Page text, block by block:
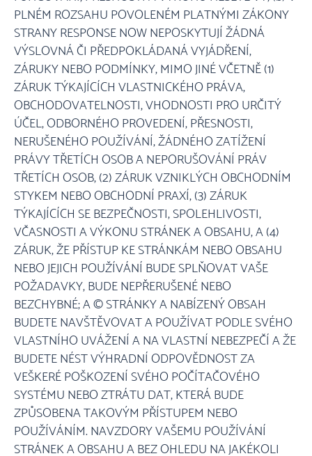
PLNÉM ROZSAHU POVOLENÉM PLATNÝMI ZÁKONY
STRANY RESPONSE NOW NEPOSKYTUJÍ ŽÁDNÁ
VÝSLOVNÁ ČI PŘEDPOKLÁDANÁ VYJÁDŘENÍ,
ZÁRUKY NEBO PODMÍNKY, MIMO JINÉ VČETNĚ (1)
ZÁRUK TÝKAJÍCÍCH VLASTNICKÉHO PRÁVA,
OBCHODOVATELNOSTI, VHODNOSTI PRO URČITÝ
ÚČEL, ODBORNÉHO PROVEDENÍ, PŘESNOSTI,
NERUŠENÉHO POUŽÍVÁNÍ, ŽÁDNÉHO ZATÍŽENÍ
PRÁVY TŘETÍCH OSOB A NEPORUŠOVÁNÍ PRÁV
TŘETÍCH OSOB, (2) ZÁRUK VZNIKLÝCH OBCHODNÍM
STYKEM NEBO OBCHODNÍ PRAXÍ, (3) ZÁRUK
TÝKAJÍCÍCH SE BEZPEČNOSTI, SPOLEHLIVOSTI,
VČASNOSTI A VÝKONU STRÁNEK A OBSAHU, A (4)
ZÁRUK, ŽE PŘÍSTUP KE STRÁNKÁM NEBO OBSAHU
NEBO JEJICH POUŽÍVÁNÍ BUDE SPLŇOVAT VAŠE
POŽADAVKY, BUDE NEPŘERUŠENÉ NEBO
BEZCHYBNÉ; A © STRÁNKY A NABÍZENÝ OBSAH
BUDETE NAVŠTĚVOVAT A POUŽÍVAT PODLE SVÉHO
VLASTNÍHO UVÁŽENÍ A NA VLASTNÍ NEBEZPEČÍ A ŽE
BUDETE NÉST VÝHRADNÍ ODPOVĚDNOST ZA
VEŠKERÉ POŠKOZENÍ SVÉHO POČÍTAČOVÉHO
SYSTÉMU NEBO ZTRÁTU DAT, KTERÁ BUDE
ZPŮSOBENA TAKOVÝM PŘÍSTUPEM NEBO
POUŽÍVÁNÍM. NAVZDORY VAŠEMU POUŽÍVÁNÍ
STRÁNEK A OBSAHU A BEZ OHLEDU NA JAKÉKOLI